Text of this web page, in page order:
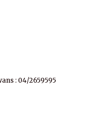
: 04/2659595